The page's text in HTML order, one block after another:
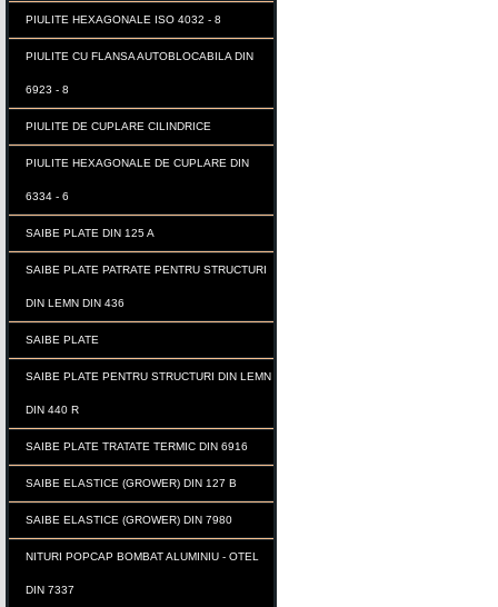
PIULITE HEXAGONALE ISO 4032 - 8
PIULITE CU FLANSA AUTOBLOCABILA DIN
6923 - 8
PIULITE DE CUPLARE CILINDRICE
PIULITE HEXAGONALE DE CUPLARE DIN
6334 - 6
SAIBE PLATE DIN 125 A
SAIBE PLATE PATRATE PENTRU STRUCTURI
DIN LEMN DIN 436
SAIBE PLATE
SAIBE PLATE PENTRU STRUCTURI DIN LEMN
DIN 440 R
SAIBE PLATE TRATATE TERMIC DIN 6916
SAIBE ELASTICE (GROWER) DIN 127 B
SAIBE ELASTICE (GROWER) DIN 7980
NITURI POPCAP BOMBAT ALUMINIU - OTEL
DIN 7337